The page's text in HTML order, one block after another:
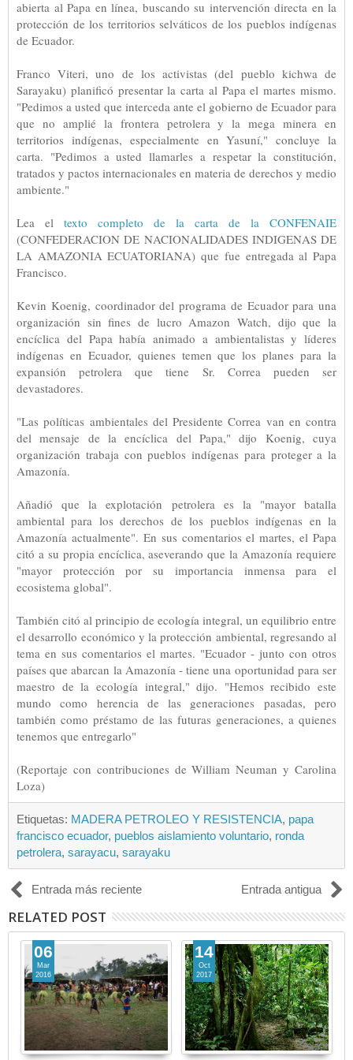
abierta al Papa en línea, buscando su intervención directa en la
protección de los territorios selváticos de los pueblos indígenas
de Ecuador.
Franco Viteri, uno de los activistas (del pueblo kichwa de
Sarayaku) planificó presentar la carta al Papa el martes mismo.
"Pedimos a usted que interceda ante el gobierno de Ecuador para
que no amplié la frontera petrolera y la mega minera en
territorios indígenas, especialmente en Yasuní," concluye la
carta. "Pedimos a usted llamarles a respetar la constitución,
tratados y pactos internacionales en materia de derechos y medio
ambiente."
Lea el texto completo de la carta de la CONFENAIE
(CONFEDERACION DE NACIONALIDADES INDIGENAS DE
LA AMAZONIA ECUATORIANA) que fue entregada al Papa
Francisco.
Kevin Koenig, coordinador del programa de Ecuador para una
organización sin fines de lucro Amazon Watch, dijo que la
encíclica del Papa había animado a ambientalistas y líderes
indígenas en Ecuador, quienes temen que los planes para la
expansión petrolera que tiene Sr. Correa pueden ser
devastadores.
"Las políticas ambientales del Presidente Correa van en contra
del mensaje de la encíclica del Papa," dijo Koenig, cuya
organización trabaja con pueblos indígenas para proteger a la
Amazonía.
Añadió que la explotación petrolera es la "mayor batalla
ambiental para los derechos de los pueblos indígenas en la
Amazonía actualmente". En sus comentarios el martes, el Papa
citó a su propia encíclica, aseverando que la Amazonía requiere
"mayor protección por su importancia inmensa para el
ecosistema global".
También citó al principio de ecología integral, un equilibrio entre
el desarrollo económico y la protección ambiental, regresando al
tema en sus comentarios el martes. "Ecuador - junto con otros
países que abarcan la Amazonía - tiene una oportunidad para ser
maestro de la ecología integral," dijo. "Hemos recibido este
mundo como herencia de las generaciones pasadas, pero
también como préstamo de las futuras generaciones, a quienes
tenemos que entregarlo"
(Reportaje con contribuciones de William Neuman y Carolina
Loza)
Etiquetas: MADERA PETROLEO Y RESISTENCIA, papa
francisco ecuador, pueblos aislamiento voluntario, ronda
petrolera, sarayacu, sarayaku
Entrada más reciente Entrada antigua
RELATED POST
06
Mar
2016
14
Oct
2017